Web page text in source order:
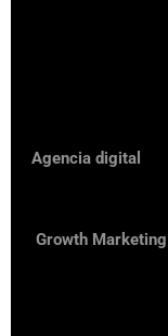
Agencia digital
Growth Marketing